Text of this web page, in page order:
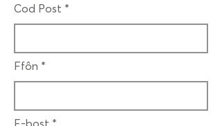
Cod Post
Ffôn
E-bost